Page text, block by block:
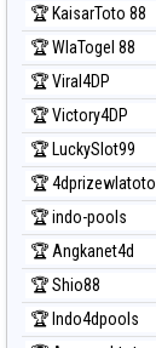
🏆 KaisarToto 88
🏆 WlaTogel 88
🏆 Viral4DP
🏆 Victory4DP
🏆 LuckySlot99
🏆 4dprizewlatoto
🏆 indo-pools
🏆 Angkanet4d
🏆 Shio88
🏆 Indo4dpools